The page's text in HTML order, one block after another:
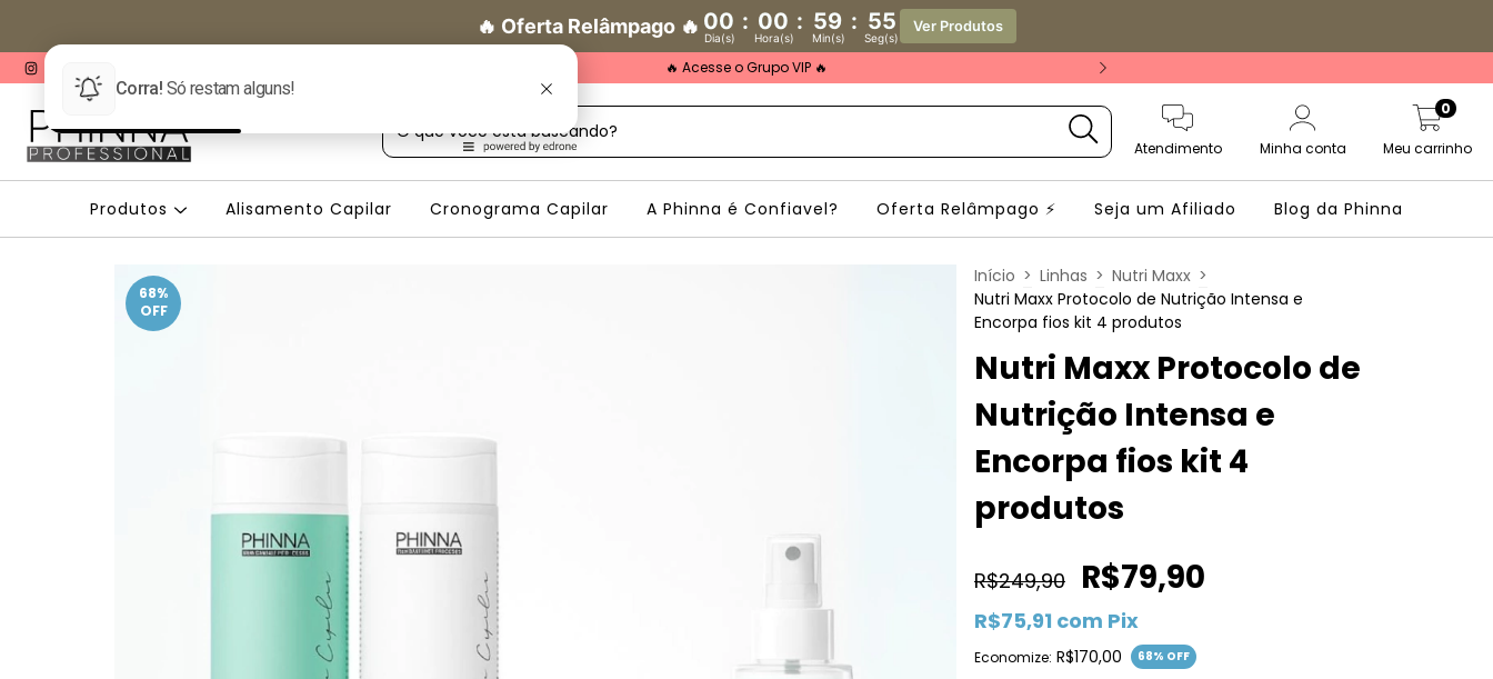
🔥 Oferta Relâmpago 🔥 00 : 00 : 59 : 54
Dia(s) Hora(s) Min(s) Seg(s)
Ver Produtos
Exclusivos 🔥 Acesse o Grupo VIP 🔥
Atendimento Minha conta Meu carrinho
0
Produtos Alisamento Capilar Cronograma Capilar A Phinna é Confiavel? Oferta Relâmpago ⚡ Seja um Afiliado Blog da Phinna
68%
OFF
Início > Linhas > Nutri Maxx >
Nutri Maxx Protocolo de Nutrição Intensa e
Encorpa fios kit 4 produtos
Nutri Maxx Protocolo de
Nutrição Intensa e
Encorpa fios kit 4
produtos
R$249,90 R$79,90
R$75,91 com Pix
Economize: R$170,00 68% OFF